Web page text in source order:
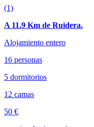
(1)
A 11.9 Km de Ruidera.
Alojamiento entero
16 personas
5 dormitorios
12 camas
50 €